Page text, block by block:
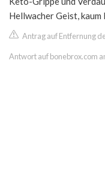
Hellwacher Geist, kaum
Antrag auf Entfernung
Antwort auf bonebrox.com